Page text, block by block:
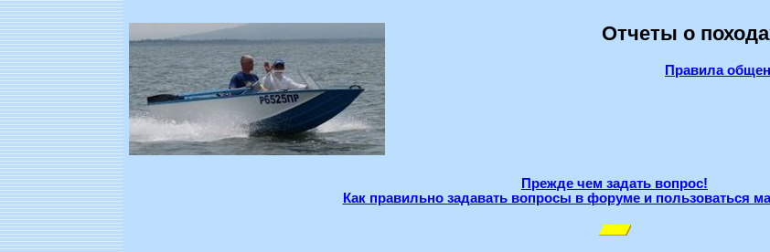
Отчеты о
Правила
Прежде чем задать вопрос!
Как правильно задавать вопросы в форуме и пользоваться